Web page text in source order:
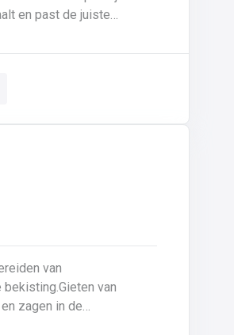
en past de juiste
project
bekisting.Gieten van
zagen in de